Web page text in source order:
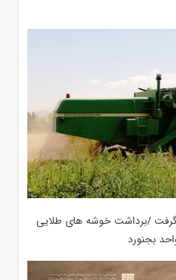
/برداشت خوشه های طلایی
بجنورد